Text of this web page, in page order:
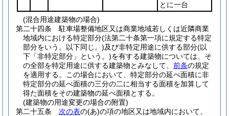
とに一台
(混合用途建築物の場合)
第二十四条
駐車場整備地区又は商業地域若しくは近隣商業
地域内における特定部分(法第二十条第一項に規定する特定
部分をいう。以下同じ。)及び非特定用途に供する部分(以
下「非特定部分」という。)を有する建築物については、そ
の全部を特定用途に供する建築物とみなして、 前条の規定
を適用する。
この場合において、特定部分の延べ面積に非
特定部分の延べ面積の三分の二に相当する面積を加算して
得た面積をその建築物の延べ面積とする。
(建築物の用途変更の場合の附置)
第二十五条
次の表の(あ)の項の地区又は地域内において、